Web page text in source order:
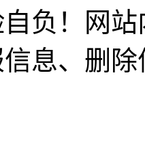
负！网
息、删